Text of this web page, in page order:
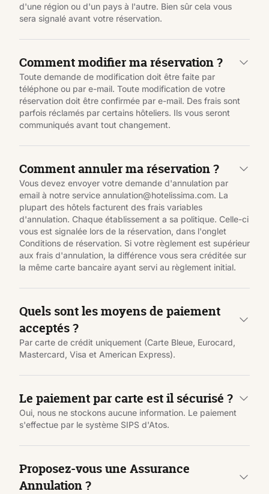
d'une région ou d'un pays à l'autre. Bien sûr cela vous
sera signalé avant votre réservation.
Comment modifier ma réservation ?
Toute demande de modification doit être faite par
téléphone ou par e-mail. Toute modification de votre
réservation doit être confirmée par e-mail. Des frais sont
parfois réclamés par certains hôteliers. Ils vous seront
communiqués avant tout changement.
Comment annuler ma réservation ?
Vous devez envoyer votre demande d'annulation par
email à notre service annulation@hotelissima.com. La
plupart des hôtels facturent des frais variables
d'annulation. Chaque établissement a sa politique. Celle-ci
vous est signalée lors de la réservation, dans l'onglet
Conditions de réservation. Si votre règlement est supérieur
aux frais d'annulation, la différence vous sera créditée sur
la même carte bancaire ayant servi au règlement initial.
Quels sont les moyens de paiement
acceptés ?
Par carte de crédit uniquement (Carte Bleue, Eurocard,
Mastercard, Visa et American Express).
Le paiement par carte est il sécurisé ?
Oui, nous ne stockons aucune information. Le paiement
s'effectue par le système SIPS d'Atos.
Proposez-vous une Assurance
Annulation ?